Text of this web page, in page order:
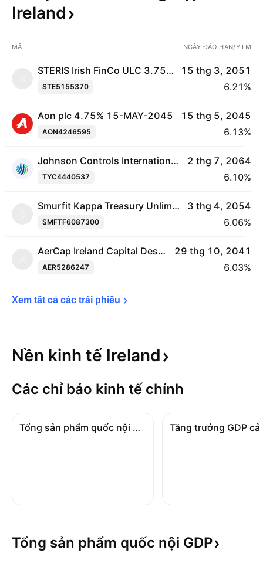
Ireland
MÃ NGÀY ĐÁO HẠN/YTM
STERIS Irish FinCo ULC 3.75% 15-MAR-2051
STE5155370 6.21%
15 thg 3, 2051
Aon plc 4.75% 15-MAY-2045
AON4246595 6.13%
15 thg 5, 2045
Johnson Controls International plc 4.95% 02-JUL-2064
TYC4440537 6.10%
2 thg 7, 2064
Smurfit Kappa Treasury Unlimited Company 5.777% 03-APR-2054
SMFTF6087300 6.06%
3 thg 4, 2054
AerCap Ireland Capital Designated Activity Company 3.85% 29-OCT-2041
AER5286247 6.03%
29 thg 10, 2041
Xem tất cả các trái phiếu
Nền kinh tế Ireland
Các chỉ báo kinh tế chính
Tổng sản phẩm quốc nội GDP Tăng trưởng GDP cả
Tổng sản phẩm quốc nội GDP